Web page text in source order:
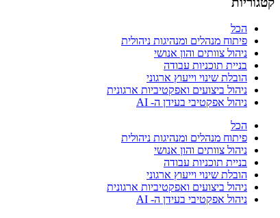
הכל
פיתוח מנהלים ומנהיגות ניהולית
ניהול צוותים והון אנושי
בניית תוכניות עבודה
הובלת שינוי וייעוץ ארגוני
ניהול ביצועים ואפקטיביות ארגונית
ניהול אפקטיבי בעידן ה- AI
הכל
פיתוח מנהלים ומנהיגות ניהולית
ניהול צוותים והון אנושי
בניית תוכניות עבודה
הובלת שינוי וייעוץ ארגוני
ניהול ביצועים ואפקטיביות ארגונית
ניהול אפקטיבי בעידן ה- AI